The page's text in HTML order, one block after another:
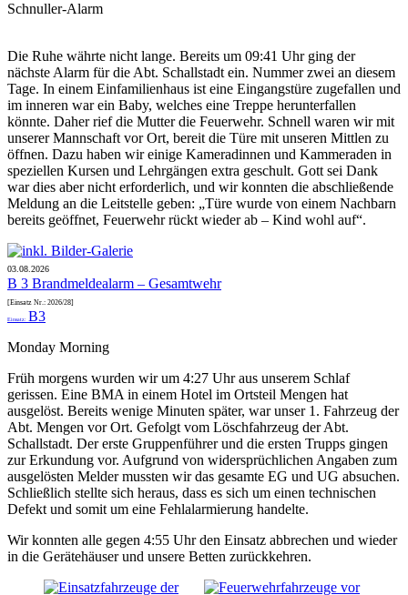
Schnuller-Alarm
Die Ruhe währte nicht lange. Bereits um 09:41 Uhr ging der
nächste Alarm für die Abt. Schallstadt ein. Nummer zwei an diesem
Tage. In einem Einfamilienhaus ist eine Eingangstüre zugefallen und
im inneren war ein Baby, welches eine Treppe herunterfallen
könnte. Daher rief die Mutter die Feuerwehr. Schnell waren wir mit
unserer Mannschaft vor Ort, bereit die Türe mit unseren Mittlen zu
öffnen. Dazu haben wir einige Kameradinnen und Kammeraden in
speziellen Kursen und Lehrgängen extra geschult. Gott sei Dank
war dies aber nicht erforderlich, und wir konnten die abschließende
Meldung an die Leitstelle geben: „Türe wurde von einem Nachbarn
bereits geöffnet, Feuerwehr rückt wieder ab – Kind wohl auf“.
03.08.2026
B 3 Brandmeldealarm – Gesamtwehr
[Einsatz Nr.: 2026/28]
Einsatz: B3
Monday Morning
Früh morgens wurden wir um 4:27 Uhr aus unserem Schlaf
gerissen. Eine BMA in einem Hotel im Ortsteil Mengen hat
ausgelöst. Bereits wenige Minuten später, war unser 1. Fahrzeug der
Abt. Mengen vor Ort. Gefolgt vom Löschfahrzeug der Abt.
Schallstadt. Der erste Gruppenführer und die ersten Trupps gingen
zur Erkundung vor. Aufgrund von widersprüchlichen Angaben zum
ausgelösten Melder mussten wir das gesamte EG und UG absuchen.
Schließlich stellte sich heraus, dass es sich um einen technischen
Defekt und somit um eine Fehlalarmierung handelte.
Wir konnten alle gegen 4:55 Uhr den Einsatz abbrechen und wieder
in die Gerätehäuser und unsere Betten zurückkehren.